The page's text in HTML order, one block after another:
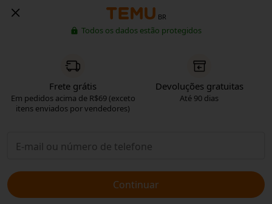
BR
Todos os dados estão protegidos
Frete grátis
Em pedidos acima de R$69 (exceto
itens enviados por vendedores)
Devoluções gratuitas
Até 90 dias
Continuar